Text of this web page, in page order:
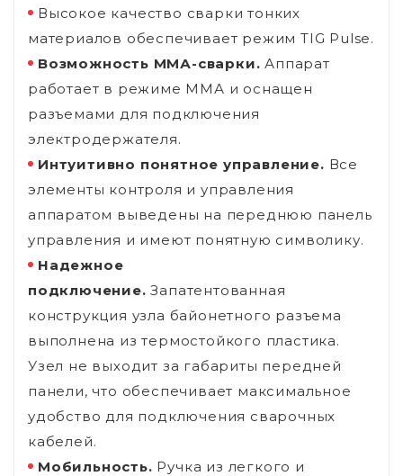
Высокое качество сварки тонких
материалов обеспечивает режим TIG Pulse.
Возможность ММА-сварки. Аппарат
работает в режиме ММА и оснащен
разъемами для подключения
электродержателя.
Интуитивно понятное управление. Все
элементы контроля и управления
аппаратом выведены на переднюю панель
управления и имеют понятную символику.
Надежное
подключение. Запатентованная
конструкция узла байонетного разъема
выполнена из термостойкого пластика.
Узел не выходит за габариты передней
панели, что обеспечивает максимальное
удобство для подключения сварочных
кабелей.
Мобильность. Ручка из легкого и